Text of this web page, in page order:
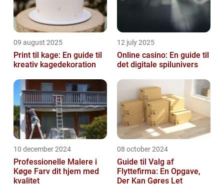
09 august 2025
Print til kage: En guide til
kreativ kagedekoration
12 july 2025
Online casino: En guide til
det digitale spilunivers
10 december 2024
Professionelle Malere i
Køge Farv dit hjem med
kvalitet
08 october 2024
Guide til Valg af
Flyttefirma: En Opgave,
Der Kan Gøres Let